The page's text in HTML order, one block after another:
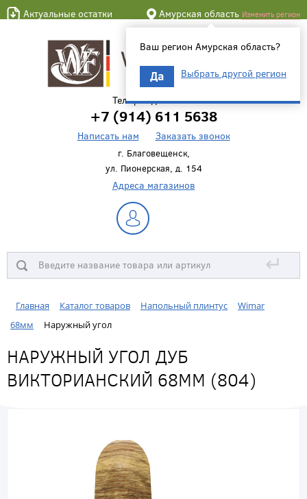
Актуальные остатки Амурская область Изменить регион
Ваш регион Амурская область?
Да Выбрать другой регион
Телефон для связи
+7 (914) 611 5638
Написать нам Заказать звонок
г. Благовещенск,
ул. Пионерская, д. 154
Адреса магазинов
↵
Главная Каталог товаров Напольный плинтус
Wimar
68мм
Наружный угол
НАРУЖНЫЙ УГОЛ ДУБ
ВИКТОРИАНСКИЙ 68ММ (804)